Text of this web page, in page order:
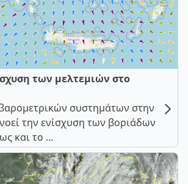
των μελτεμιών στο
συστημάτων στην
την ενίσχυση των βοριάδων
και το ...